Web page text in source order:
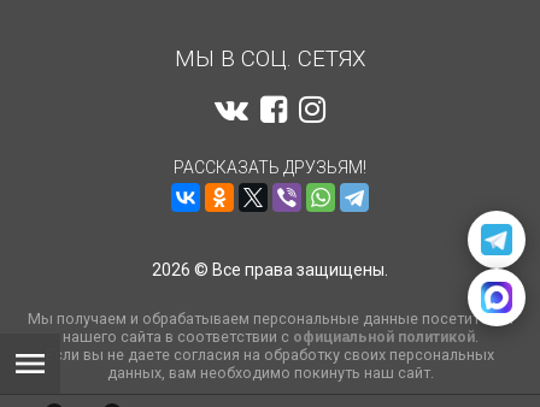
МЫ В СОЦ. СЕТЯХ
РАССКАЗАТЬ ДРУЗЬЯМ!
2026 © Все права защищены.
Мы получаем и обрабатываем персональные данные посетителей
нашего сайта в соответствии с официальной политикой.
Если вы не даете согласия на обработку своих персональных
данных, вам необходимо покинуть наш сайт.